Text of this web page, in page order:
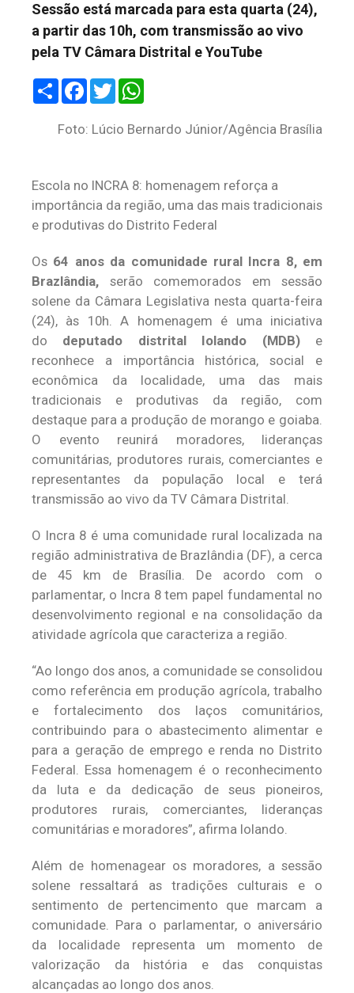
Sessão está marcada para esta quarta (24),
a partir das 10h, com transmissão ao vivo
pela TV Câmara Distrital e YouTube
ShareFacebook
Twitter
Foto: Lúcio Bernardo Júnior/Agência Brasília
Escola no INCRA 8: homenagem reforça a
importância da região, uma das mais tradicionais
e produtivas do Distrito Federal
Os 64 anos da comunidade rural Incra 8, em
Brazlândia, serão comemorados em sessão
solene da Câmara Legislativa nesta quarta-feira
(24), às 10h. A homenagem é uma iniciativa
do deputado distrital Iolando (MDB) e
reconhece a importância histórica, social e
econômica da localidade, uma das mais
tradicionais e produtivas da região, com
destaque para a produção de morango e goiaba.
O evento reunirá moradores, lideranças
comunitárias, produtores rurais, comerciantes e
representantes da população local e terá
transmissão ao vivo da TV Câmara Distrital.
O Incra 8 é uma comunidade rural localizada na
região administrativa de Brazlândia (DF), a cerca
de 45 km de Brasília. De acordo com o
parlamentar, o Incra 8 tem papel fundamental no
desenvolvimento regional e na consolidação da
atividade agrícola que caracteriza a região.
“Ao longo dos anos, a comunidade se consolidou
como referência em produção agrícola, trabalho
e fortalecimento dos laços comunitários,
contribuindo para o abastecimento alimentar e
para a geração de emprego e renda no Distrito
Federal. Essa homenagem é o reconhecimento
da luta e da dedicação de seus pioneiros,
produtores rurais, comerciantes, lideranças
comunitárias e moradores”, afirma Iolando.
Além de homenagear os moradores, a sessão
solene ressaltará as tradições culturais e o
sentimento de pertencimento que marcam a
comunidade. Para o parlamentar, o aniversário
da localidade representa um momento de
valorização da história e das conquistas
alcançadas ao longo dos anos.